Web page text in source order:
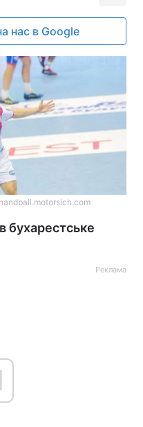
нас в Google
бухарестське
Реклама